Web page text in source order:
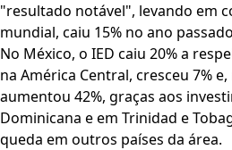
"resultado notável", levando em
mundial, caiu 15% no ano
No México, o IED caiu 20% a
na América Central, cresceu 7%
aumentou 42%, graças aos
Dominicana e em Trinidad e
queda em outros países da área.